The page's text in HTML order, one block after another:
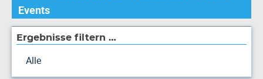
Events
Ergebnisse filtern …
Alle